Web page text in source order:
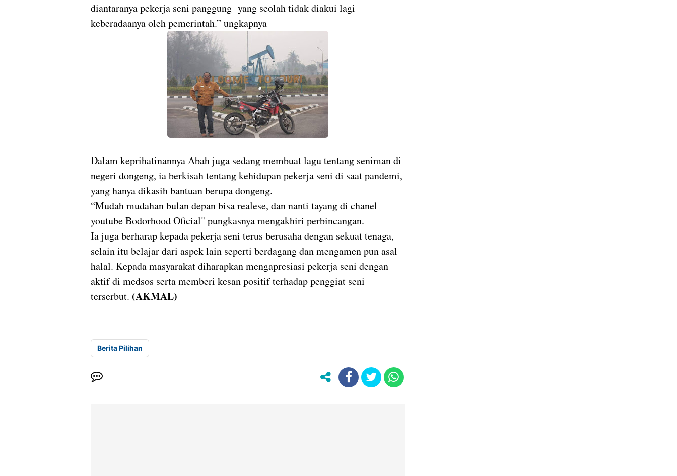
diantaranya pekerja seni panggung yang seolah tidak diakui lagi
keberadaanya oleh pemerintah.” ungkapnya
Dalam keprihatinannya Abah juga sedang membuat lagu tentang seniman di
negeri dongeng, ia berkisah tentang kehidupan pekerja seni di saat pandemi,
yang hanya dikasih bantuan berupa dongeng.
“Mudah mudahan bulan depan bisa realese, dan nanti tayang di chanel
youtube Bodorhood Oficial" pungkasnya mengakhiri perbincangan.
Ia juga berharap kepada pekerja seni terus berusaha dengan sekuat tenaga,
selain itu belajar dari aspek lain seperti berdagang dan mengamen pun asal
halal. Kepada masyarakat diharapkan mengapresiasi pekerja seni dengan
aktif di medsos serta memberi kesan positif terhadap penggiat seni
terserbut. (AKMAL)
Berita Pilihan